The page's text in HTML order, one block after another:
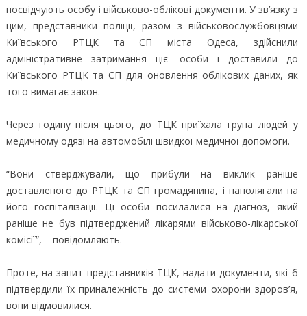
посвідчують особу і військово-облікові документи. У зв’язку з
цим, представники поліції, разом з військовослужбовцями
Київського РТЦК та СП міста Одеса, здійснили
адміністративне затримання цієї особи і доставили до
Київського РТЦК та СП для оновлення облікових даних, як
того вимагає закон.
Через годину після цього, до ТЦК приїхала група людей у
медичному одязі на автомобілі швидкої медичної допомоги.
“Вони стверджували, що прибули на виклик раніше
доставленого до РТЦК та СП громадянина, і наполягали на
його госпіталізації. Ці особи посилалися на діагноз, який
раніше не був підтверджений лікарями військово-лікарської
комісії”, – повідомляють.
Проте, на запит представників ТЦК, надати документи, які б
підтвердили їх приналежність до системи охорони здоров’я,
вони відмовилися.